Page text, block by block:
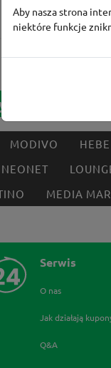
MODIVO HEBE
NEONET
MEDIA
Serwis
O nas
Jak działają
Q&A
Aby nasza strona
niektóre funkcje